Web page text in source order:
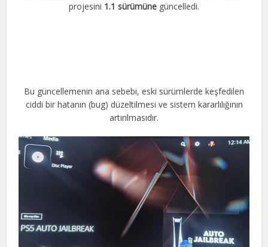
projesini 1.1 sürümüne güncelledi.
Bu güncellemenin ana sebebi, eski sürümlerde keşfedilen
ciddi bir hatanın (bug) düzeltilmesi ve sistem kararlılığının
artırılmasıdır.